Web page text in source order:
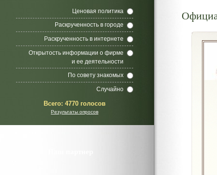
Ценовая политика
Раскрученность в городе
Раскрученность в интернете
Открытость информации о фирме
и ее деятельности
По совету знакомых
Случайно
Всего: 4770 голосов
Результаты опросов